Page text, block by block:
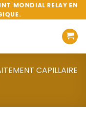
MONDIAL RELAY EN
CAPILLAIRE